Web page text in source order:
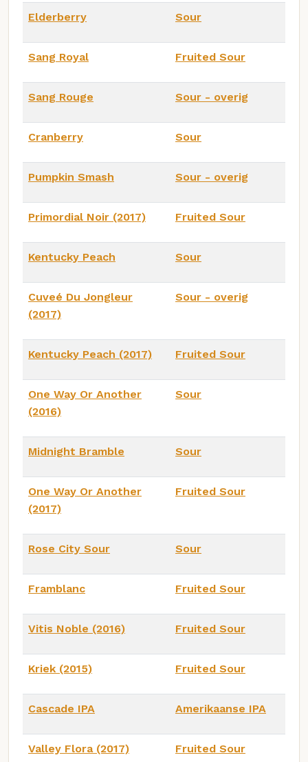
Elderberry Sour
Sang Royal Fruited Sour
Sang Rouge Sour - overig
Cranberry Sour
Pumpkin Smash Sour - overig
Primordial Noir (2017) Fruited Sour
Kentucky Peach Sour
Cuveé Du Jongleur
(2017)
Sour - overig
Kentucky Peach (2017) Fruited Sour
One Way Or Another
(2016)
Sour
Midnight Bramble Sour
One Way Or Another
(2017)
Fruited Sour
Rose City Sour Sour
Framblanc Fruited Sour
Vitis Noble (2016) Fruited Sour
Kriek (2015) Fruited Sour
Cascade IPA Amerikaanse IPA
Valley Flora (2017) Fruited Sour